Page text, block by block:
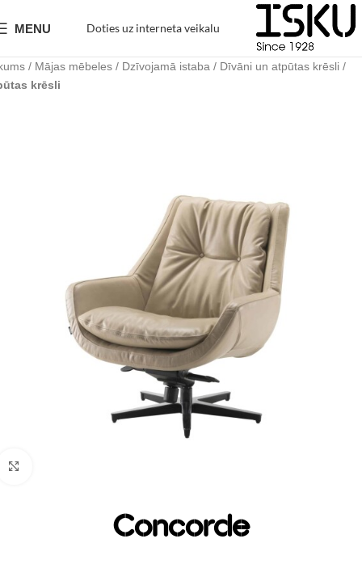
MENU Doties uz interneta veikalu
Mājas mēbeles Dzīvojamā istaba
Dīvāni un atpūtas krēsli
krēsli
Concorde